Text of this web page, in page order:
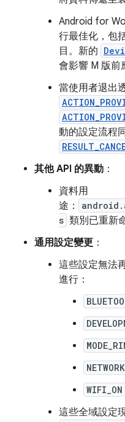
Android for
行最佳化，包
目。新的
會影響 M 版前
當使用者退出
動的設定流程
其他 API 的異動 ：
資料用
途：
s 類別已重新
通用設定變更 ：
這些設定無法
進行：
WIFI_ON
這些全域設定